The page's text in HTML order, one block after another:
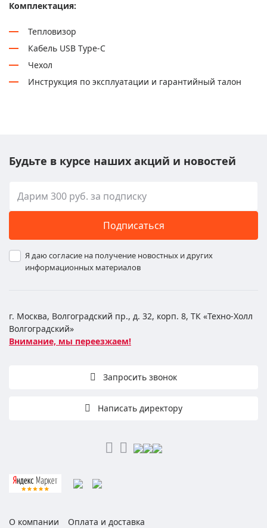
Комплектация:
Тепловизор
Кабель USB Type-C
Чехол
Инструкция по эксплуатации и гарантийный талон
Будьте в курсе наших акций и новостей
Подписаться
Я даю согласие на получение новостных и других
информационных материалов
г. Москва, Волгоградский пр., д. 32, корп. 8, ТК «Техно-Холл
Волгоградский»
Внимание, мы переезжаем!
Запросить звонок
Написать директору
О компании Оплата и доставка